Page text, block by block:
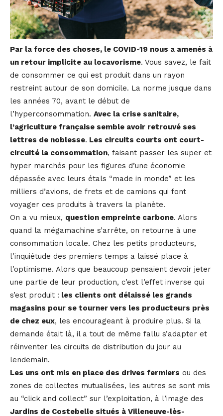
Par la force des choses, le COVID-19 nous a amenés à
un retour implicite au locavorisme. Vous savez, le fait
de consommer ce qui est produit dans un rayon
restreint autour de son domicile. La norme jusque dans
les années 70, avant le début de
l’hyperconsommation. Avec la crise sanitaire,
l’agriculture française semble avoir retrouvé ses
lettres de noblesse. Les circuits courts ont court-
circuité la consommation, faisant passer les super et
hyper marchés pour les figures d’une économie
dépassée avec leurs étals “made in monde” et les
milliers d’avions, de frets et de camions qui font
voyager ces produits à travers la planète.
On a vu mieux, question empreinte carbone. Alors
quand la mégamachine s’arrête, on retourne à une
consommation locale. Chez les petits producteurs,
l’inquiétude des premiers temps a laissé place à
l’optimisme. Alors que beaucoup pensaient devoir jeter
une partie de leur production, c’est l’effet inverse qui
s’est produit : les clients ont délaissé les grands
magasins pour se tourner vers les producteurs près
de chez eux, les encourageant à produire plus. Si la
demande était là, il a tout de même fallu s’adapter et
réinventer les circuits de distribution du jour au
lendemain.
Les uns ont mis en place des drives fermiers ou des
zones de collectes mutualisées, les autres se sont mis
au “click and collect” sur l’exploitation, à l’image des
Jardins de Costebelle situés à Villeneuve-lès-